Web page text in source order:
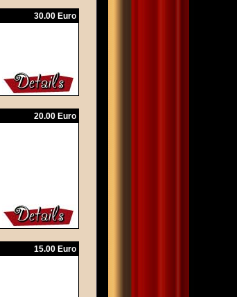
30.00 Euro
20.00 Euro
15.00 Euro